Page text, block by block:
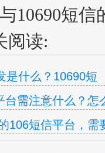
与10690短
阅读:
是什么？10690短
台需注意什么？怎
106短信平台，需